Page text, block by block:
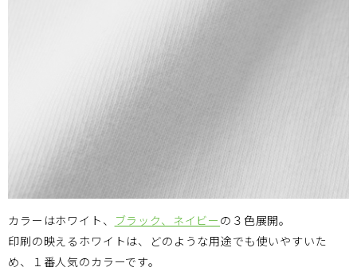
カラーはホワイト、 ブラック、ネイビー の３色展開。
印刷の映えるホワイトは、どのような用途でも使いやすいた
め、１番人気のカラーです。